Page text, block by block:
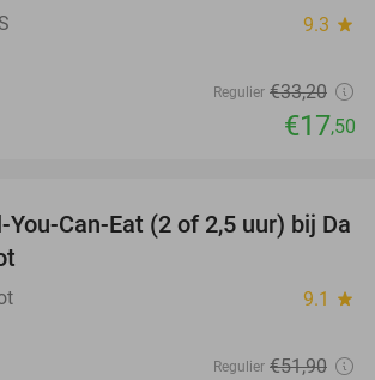
9.3 star
Regulier €33,20
€17,50
30%
Can-Eat (2 of 2,5 uur) bij Da
9.1 star
Regulier €51,90